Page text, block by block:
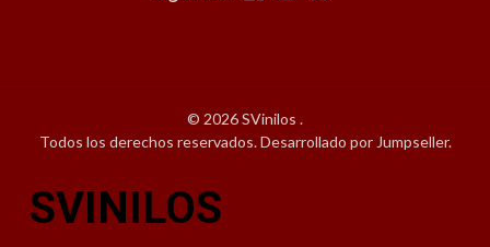
© 2026 SVinilos .
Todos los derechos reservados.Desarrollado por Jumpseller.
SVINILOS